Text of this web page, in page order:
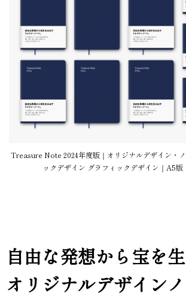
Treasure Note 2024年度版｜オリジナルデザイン・
ックデザイン グラフィックデザイン｜A5版
自由な発想から宝を
オリジナルデザインノ